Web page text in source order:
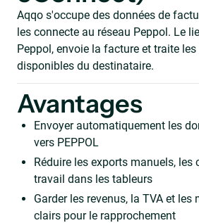
Aqqo s'occupe des données de
les connecte au réseau Peppol. Le
Peppol, envoie la facture et traite
disponibles du destinataire.
Avantages
Envoyer automatiquement les
vers PEPPOL
Réduire les exports manuels, les
travail dans les tableurs
Garder les revenus, la TVA et
clairs pour le rapprochement